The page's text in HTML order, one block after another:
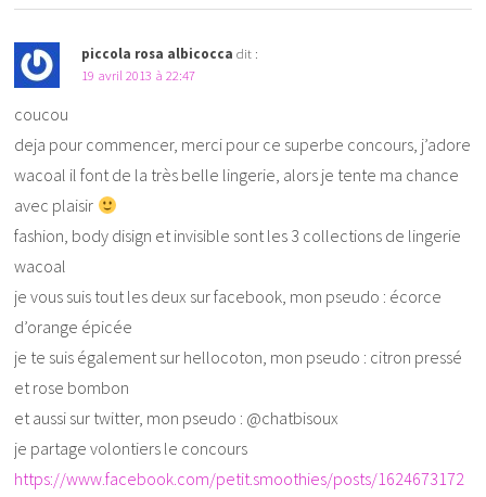
piccola rosa albicocca dit :
19 avril 2013 à 22:47
coucou
deja pour commencer, merci pour ce superbe concours, j’adore
wacoal il font de la très belle lingerie, alors je tente ma chance
avec plaisir
fashion, body disign et invisible sont les 3 collections de lingerie
wacoal
je vous suis tout les deux sur facebook, mon pseudo : écorce
d’orange épicée
je te suis également sur hellocoton, mon pseudo : citron pressé
et rose bombon
et aussi sur twitter, mon pseudo : @chatbisoux
je partage volontiers le concours
https://www.facebook.com/petit.smoothies/posts/1624673172